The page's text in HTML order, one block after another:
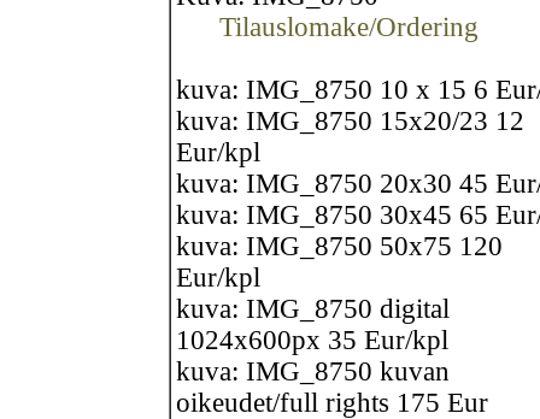
Tilauslomake/Ordering
kuva: IMG_8750 10 x 15 6
kuva: IMG_8750 15x20/23 12
Eur/kpl
kuva: IMG_8750 20x30 45
kuva: IMG_8750 30x45 65
kuva: IMG_8750 50x75 120
Eur/kpl
kuva: IMG_8750 digital
1024x600px 35 Eur/kpl
kuva: IMG_8750 kuvan
oikeudet/full rights 175 Eur